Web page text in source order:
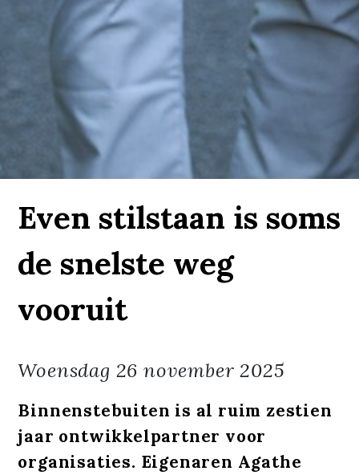
Even stilstaan is soms
de snelste weg
vooruit
Woensdag 26 november 2025
Binnenstebuiten is al ruim zestien
jaar ontwikkelpartner voor
organisaties. Eigenaren Agathe